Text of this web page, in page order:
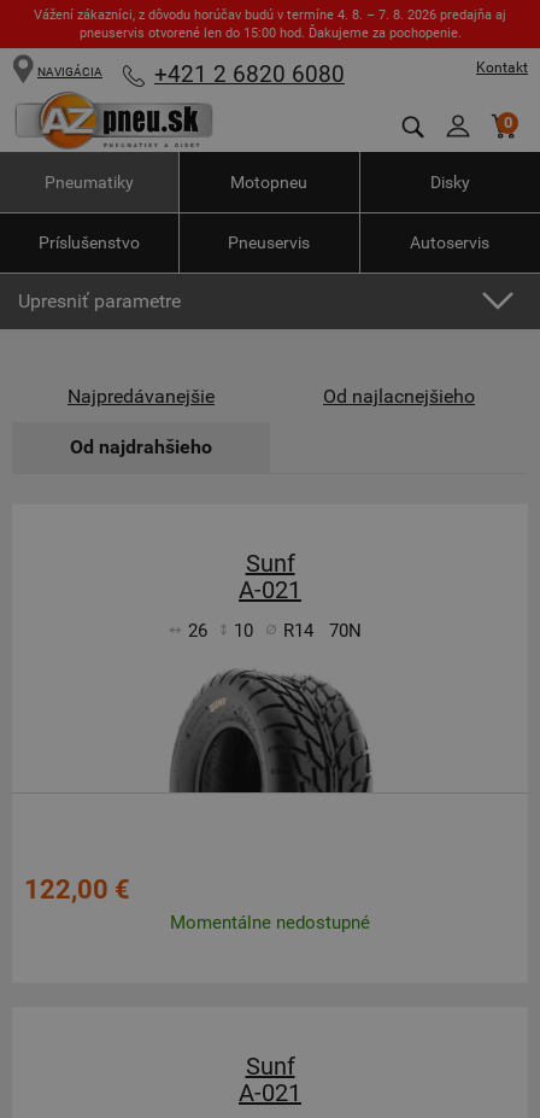
Vážení zákazníci, z dôvodu horúčav budú v termíne 4. 8. – 7. 8. 2026 predajňa aj
pneuservis otvorené len do 15:00 hod. Ďakujeme za pochopenie.
Kontakt
NAVIGÁCIA +421 2 6820 6080
0
Pneumatiky Motopneu Disky
Príslušenstvo Pneuservis Autoservis
Upresniť parametre
Najpredávanejšie Od najlacnejšieho
Od najdrahšieho
Sunf
A-021
26 10 R14 70N
122,00 €
Momentálne nedostupné
Sunf
A-021